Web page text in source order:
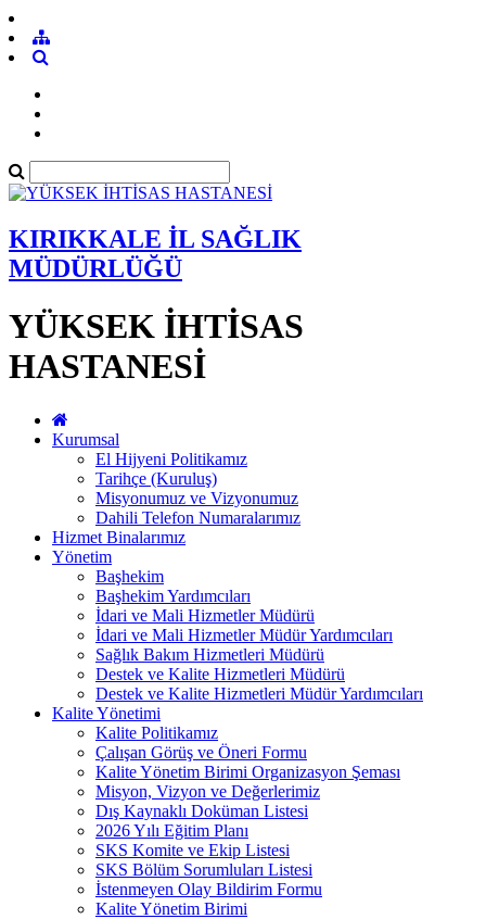
KIRIKKALE İL SAĞLIK
MÜDÜRLÜĞÜ
YÜKSEK İHTİSAS
HASTANESİ
Kurumsal
El Hijyeni Politikamız
Tarihçe (Kuruluş)
Misyonumuz ve Vizyonumuz
Dahili Telefon Numaralarımız
Hizmet Binalarımız
Yönetim
Başhekim
Başhekim Yardımcıları
İdari ve Mali Hizmetler Müdürü
İdari ve Mali Hizmetler Müdür Yardımcıları
Sağlık Bakım Hizmetleri Müdürü
Destek ve Kalite Hizmetleri Müdürü
Destek ve Kalite Hizmetleri Müdür Yardımcıları
Kalite Yönetimi
Kalite Politikamız
Çalışan Görüş ve Öneri Formu
Kalite Yönetim Birimi Organizasyon Şeması
Misyon, Vizyon ve Değerlerimiz
Dış Kaynaklı Doküman Listesi
2026 Yılı Eğitim Planı
SKS Komite ve Ekip Listesi
SKS Bölüm Sorumluları Listesi
İstenmeyen Olay Bildirim Formu
Kalite Yönetim Birimi